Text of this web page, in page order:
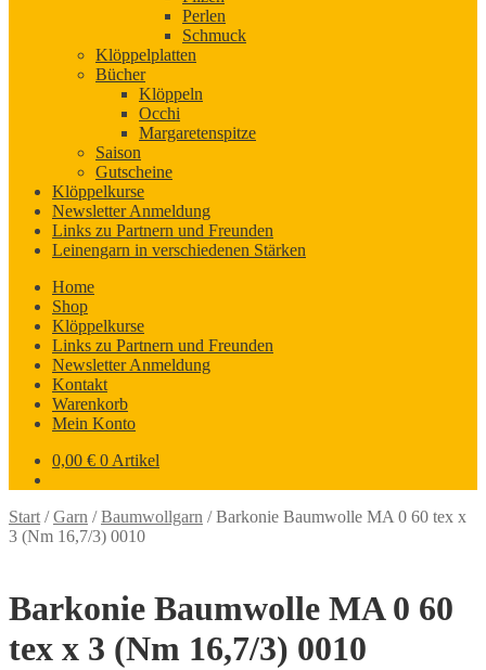
Perlen
Schmuck
Klöppelplatten
Bücher
Klöppeln
Occhi
Margaretenspitze
Saison
Gutscheine
Klöppelkurse
Newsletter Anmeldung
Links zu Partnern und Freunden
Leinengarn in verschiedenen Stärken
Home
Shop
Klöppelkurse
Links zu Partnern und Freunden
Newsletter Anmeldung
Kontakt
Warenkorb
Mein Konto
0,00 € 0 Artikel
Start /Garn /Baumwollgarn /Barkonie Baumwolle MA 0 60 tex x
3 (Nm 16,7/3) 0010
Barkonie Baumwolle MA 0 60
tex x 3 (Nm 16,7/3) 0010